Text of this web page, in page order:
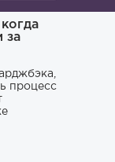
за
процесс